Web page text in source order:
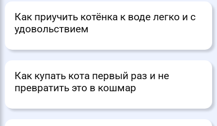
Как приучить котёнка к воде легко и с
удовольствием
Как купать кота первый раз и не
превратить это в кошмар